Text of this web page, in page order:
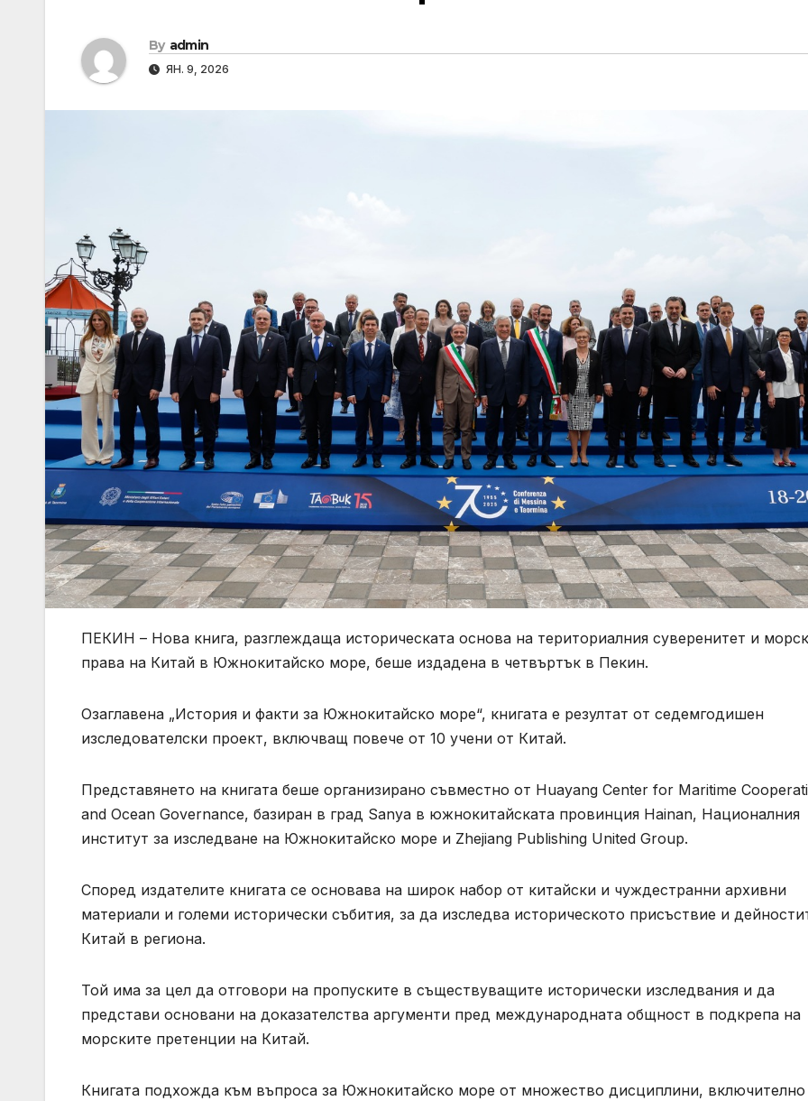
By admin
ЯН. 9, 2026
ПЕКИН – Нова книга, разглеждаща историческата основа на териториалния суверенитет и
права на Китай в Южнокитайско море, беше издадена в четвъртък в Пекин.
Озаглавена „История и факти за Южнокитайско море“, книгата е резултат от седемгодишен
изследователски проект, включващ повече от 10 учени от Китай.
Представянето на книгата беше организирано съвместно от Huayang Center for Maritime
and Ocean Governance, базиран в град Sanya в южнокитайската провинция Hainan, Националния
институт за изследване на Южнокитайско море и Zhejiang Publishing United Group.
Според издателите книгата се основава на широк набор от китайски и чуждестранни архивни
материали и големи исторически събития, за да изследва историческото присъствие и
Китай в региона.
Той има за цел да отговори на пропуските в съществуващите исторически изследвания и да
представи основани на доказателства аргументи пред международната общност в подкрепа на
морските претенции на Китай.
Книгата подхожда към въпроса за Южнокитайско море от множество дисциплини, включително